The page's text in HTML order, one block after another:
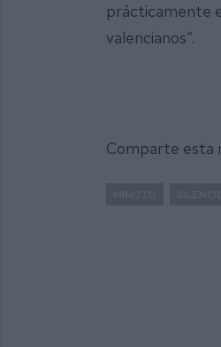
prácticamente
valencianos”.
Comparte esta